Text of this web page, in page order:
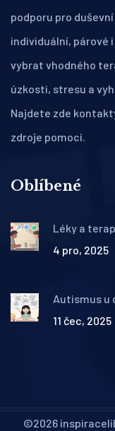
podporu pro
individuální, párové
vybrat vhodného
úzkosti, stresu a
Najdete zde
zdroje pomoci.
Oblíbené
Léky a
4 pro, 2025
Autismus u
11 čec, 2025
©2026